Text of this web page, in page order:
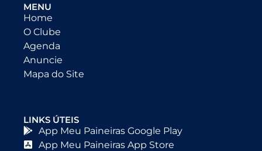
MENU
Home
O Clube
Agenda
Anuncie
Mapa do Site
LINKS ÚTEIS
App Meu Paineiras Google Play
App Meu Paineiras App Store